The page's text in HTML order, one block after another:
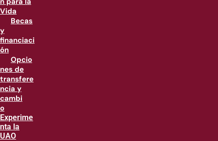
Vida
Becas
y
financiaci
ón
Opcio
nes de
transfere
ncia y
cambi
o
Experime
nta la
UAO